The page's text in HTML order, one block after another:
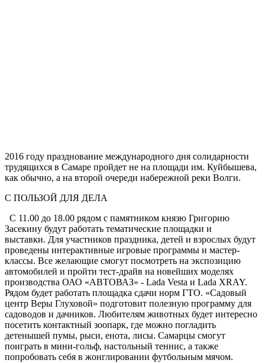
2016 году празднование международного дня солидарности
трудящихся в Самаре пройдет не на площади им. Куйбышева,
как обычно, а на второй очереди набережной реки Волги.
С ПОЛЬЗОЙ ДЛЯ ДЕЛА
С 11.00 до 18.00 рядом с памятником князю Григорию
Засекину будут работать тематические площадки и
выставки. Для участников праздника, детей и взрослых будут
проведены интерактивные игровые программы и мастер-
классы. Все желающие смогут посмотреть на экспозицию
автомобилей и пройти тест-драйв на новейших моделях
производства ОАО «АВТОВАЗ» - Lada Vesta и Lada XRAY.
Рядом будет работать площадка сдачи норм ГТО. «Садовый
центр Веры Глуховой» подготовит полезную программу для
садоводов и дачников. Любителям животных будет интересно
посетить контактный зоопарк, где можно погладить
детенышей пумы, рыси, енота, лисы. Самарцы смогут
поиграть в мини-гольф, настольный теннис, а также
попробовать себя в жонглировании футбольным мячом.